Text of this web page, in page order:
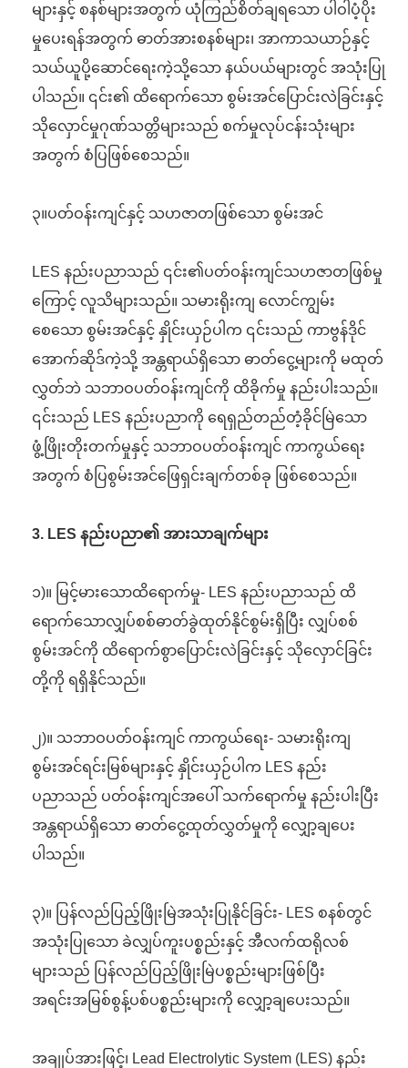
များနှင့် စနစ်များအတွက် ယုံကြည်စိတ်ချရသော ပါဝါပံ့ပိုး
မှုပေးရန်အတွက် ဓာတ်အားစနစ်များ၊ အာကာသယာဉ်နှင့်
သယ်ယူပို့ဆောင်ရေးကဲ့သို့သော နယ်ပယ်များတွင် အသုံးပြု
ပါသည်။ ၎င်း၏ ထိရောက်သော စွမ်းအင်ပြောင်းလဲခြင်းနှင့်
သိုလှောင်မှုဂုဏ်သတ္တိများသည် စက်မှုလုပ်ငန်းသုံးများ
အတွက် စံပြဖြစ်စေသည်။
၃။ပတ်ဝန်းကျင်နှင့် သဟဇာတဖြစ်သော စွမ်းအင်
LES နည်းပညာသည် ၎င်း၏ပတ်ဝန်းကျင်သဟဇာတဖြစ်မှု
ကြောင့် လူသိများသည်။ သမားရိုးကျ လောင်ကျွမ်း
စေသော စွမ်းအင်နှင့် နှိုင်းယှဉ်ပါက ၎င်းသည် ကာဗွန်ဒိုင်
အောက်ဆိုဒ်ကဲ့သို့ အန္တရာယ်ရှိသော ဓာတ်ငွေ့များကို မထုတ်
လွှတ်ဘဲ သဘာဝပတ်ဝန်းကျင်ကို ထိခိုက်မှု နည်းပါးသည်။
၎င်းသည် LES နည်းပညာကို ရေရှည်တည်တံ့ခိုင်မြဲသော
ဖွံ့ဖြိုးတိုးတက်မှုနှင့် သဘာဝပတ်ဝန်းကျင် ကာကွယ်ရေး
အတွက် စံပြစွမ်းအင်ဖြေရှင်းချက်တစ်ခု ဖြစ်စေသည်။
3. LES နည်းပညာ၏ အားသာချက်များ
၁)။ မြင့်မားသောထိရောက်မှု- LES နည်းပညာသည် ထိ
ရောက်သောလျှပ်စစ်ဓာတ်ခွဲထုတ်နိုင်စွမ်းရှိပြီး လျှပ်စစ်
စွမ်းအင်ကို ထိရောက်စွာပြောင်းလဲခြင်းနှင့် သိုလှောင်ခြင်း
တို့ကို ရရှိနိုင်သည်။
၂)။ သဘာဝပတ်ဝန်းကျင် ကာကွယ်ရေး- သမားရိုးကျ
စွမ်းအင်ရင်းမြစ်များနှင့် နှိုင်းယှဉ်ပါက LES နည်း
ပညာသည် ပတ်ဝန်းကျင်အပေါ် သက်ရောက်မှု နည်းပါးပြီး
အန္တရာယ်ရှိသော ဓာတ်ငွေ့ထုတ်လွှတ်မှုကို လျှော့ချပေး
ပါသည်။
၃)။ ပြန်လည်ပြည့်ဖြိုးမြဲအသုံးပြုနိုင်ခြင်း- LES စနစ်တွင်
အသုံးပြုသော ခဲလျှပ်ကူးပစ္စည်းနှင့် အီလက်ထရိုလစ်
များသည် ပြန်လည်ပြည့်ဖြိုးမြဲပစ္စည်းများဖြစ်ပြီး
အရင်းအမြစ်စွန့်ပစ်ပစ္စည်းများကို လျှော့ချပေးသည်။
အချုပ်အားဖြင့်၊ Lead Electrolytic System (LES) နည်း